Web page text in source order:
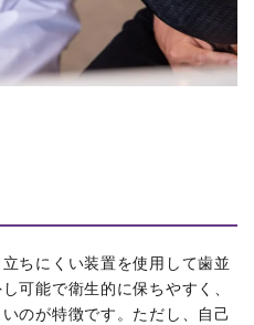
ちにくい装置を使用して歯並
可能で衛生的に保ちやすく、
のが特徴です。ただし、自己